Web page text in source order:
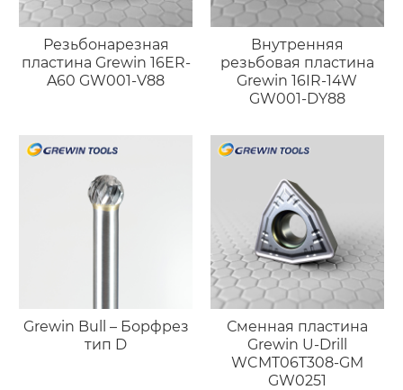
Резьбонарезная
пластина Grewin 16ER-
A60 GW001-V88
Внутренняя
резьбовая пластина
Grewin 16IR-14W
GW001-DY88
Grewin Bull – Борфрез
тип D
Сменная пластина
Grewin U-Drill
WCMT06T308-GM
GW0251